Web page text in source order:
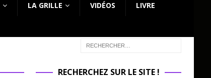
LA GRILLE VIDÉOS LIVRE
RECHERCHEZ SUR LE SITE !